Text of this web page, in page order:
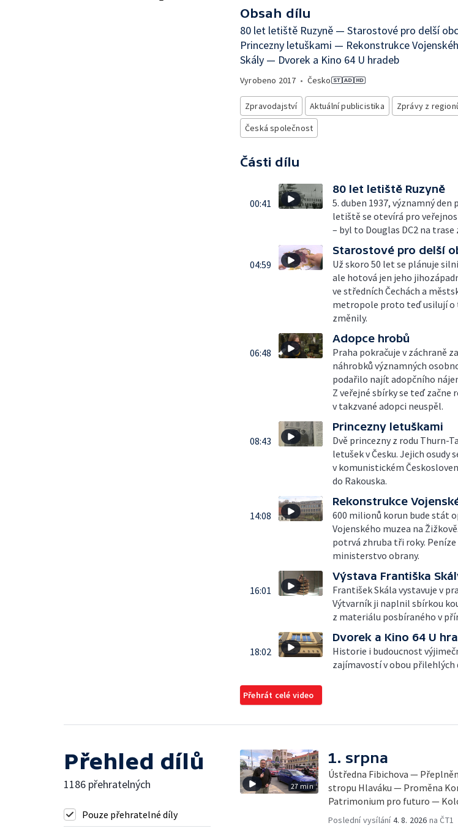
Obsah dílu
80 let letiště Ruzyně — Starostové pro delší
Princezny letuškami — Rekonstrukce
Skály — Dvorek a Kino 64 U hradeb
Vyrobeno 2017 • Česko
Zpravodajství Aktuální publicistika Zprávy z
Česká společnost
Části dílu
00:41
80 let letiště Ruzyně
5. duben 1937, významný
letiště se otevírá pro
– byl to Douglas DC2 na trase
04:59
Starostové pro delší
Už skoro 50 let se plánuje
ale hotová jen jeho
ve středních Čechách a
metropole proto teď usilují o
změnily.
06:48
Adopce hrobů
Praha pokračuje v záchraně
náhrobků významných
podařilo najít adopčního
Z veřejné sbírky se teď
v takzvané adopci neuspěl.
08:43
Princezny letuškami
Dvě princezny z rodu Thurn-
letušek v Česku. Jejich osudy
v komunistickém
do Rakouska.
14:08
Rekonstrukce
600 milionů korun bude stát
Vojenského muzea na
potrvá zhruba tři roky.
ministerstvo obrany.
16:01
Výstava Františka
František Skála vystavuje v
Výtvarník ji naplnil sbírkou
z materiálu posbíraného v
18:02
Dvorek a Kino 64 U
Historie i budoucnost
zajímavostí v obou přilehlých
Přehrát celé video
Přehled dílů
1186 přehratelných
Pouze přehratelné díly
27 min
1. srpna
Ústředna Fibichova —
stropu Hlaváku — Proměna
Patrimonium pro futuro —
Poslední vysílání4. 8. 2026 na ČT1